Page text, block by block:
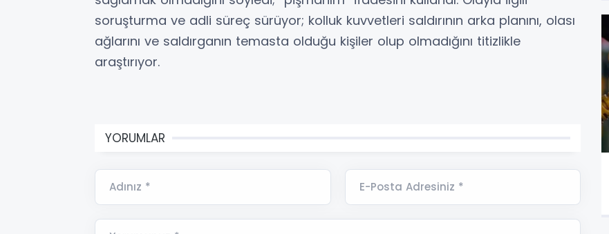
soruşturma ve adli süreç sürüyor; kolluk kuvvetleri saldırının arka planını, olası
ağlarını ve saldırganın temasta olduğu kişiler olup olmadığını titizlikle
araştırıyor.
YORUMLAR
Adınız * E-Posta Adresiniz *